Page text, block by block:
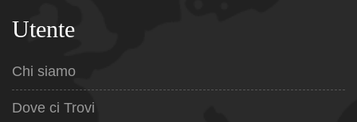
Utente
Chi siamo
Dove ci Trovi